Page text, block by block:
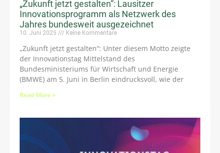
„Zukunft jetzt gestalten“: Lausitzer
Innovationsprogramm als Netzwerk des
Jahres bundesweit ausgezeichnet
10. Juni 2025 Keine Kommentare
„Zukunft jetzt gestalten“: Unter diesem Motto zeigte
der Innovationstag Mittelstand des
Bundesministeriums für Wirtschaft und Energie
(BMWE) am 5. Juni in Berlin eindrucksvoll, wie der
Read More »